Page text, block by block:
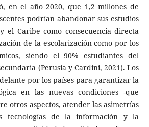
en el año 2020, que 1,2 millones de
podrían abandonar sus estudios
el Caribe como consecuencia directa
de la escolarización como por los
siendo el 90% estudiantes del
(Perusia y Cardini, 2021). Los
por los países para garantizar la
en las nuevas condiciones -que
otros aspectos, atender las asimetrías
tecnologías de la información y la